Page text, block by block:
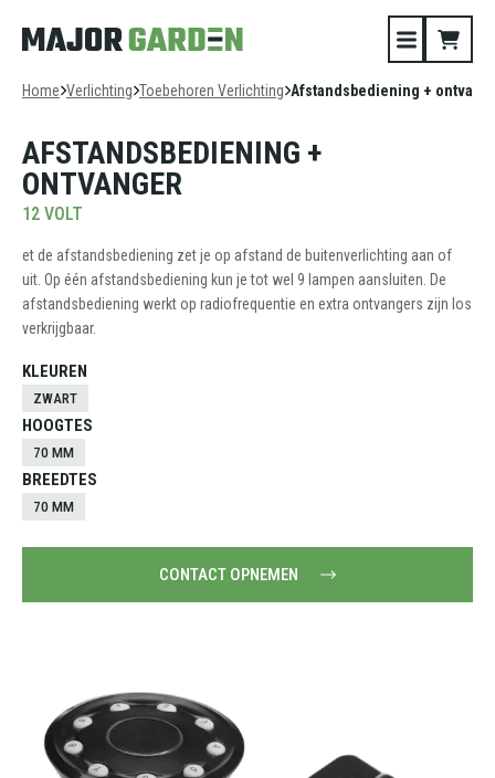
Home Verlichting Toebehoren Verlichting Afstandsbediening +
AFSTANDSBEDIENING +
ONTVANGER
12 VOLT
et de afstandsbediening zet je op afstand de buitenverlichting aan of
uit. Op één afstandsbediening kun je tot wel 9 lampen aansluiten. De
afstandsbediening werkt op radiofrequentie en extra ontvangers zijn los
verkrijgbaar.
KLEUREN
ZWART
HOOGTES
70 MM
BREEDTES
70 MM
CONTACT OPNEMEN